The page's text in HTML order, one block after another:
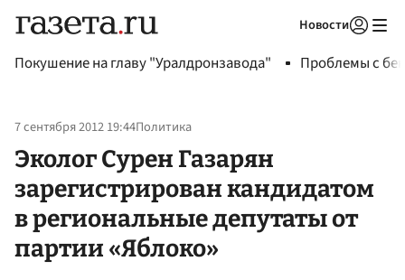
Новости
Покушение на главу "Уралдронзавода" Проблемы с
7 сентября 2012 19:44Политика
Эколог Сурен Газарян
зарегистрирован кандидатом
в региональные депутаты от
партии «Яблоко»